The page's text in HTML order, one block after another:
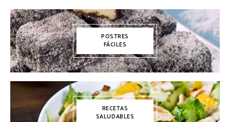
POSTRES
FÁCILES
RECETAS
SALUDABLES